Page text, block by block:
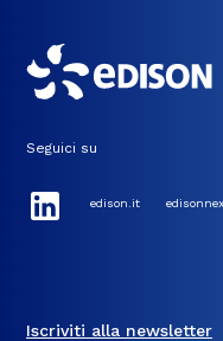
Seguici su
edison.it
Iscriviti alla newsletter